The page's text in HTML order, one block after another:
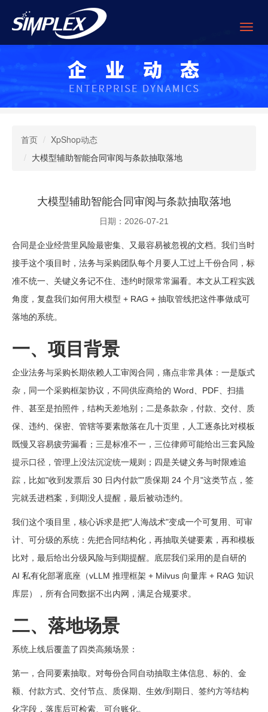
首页
XpShop动态
大模型辅助智能合同审阅与条款抽取落地
大模型辅助智能合同审阅与条款抽取落地
日期：2026-07-21
合同是企业经营里风险最密集、又最容易被忽视的文档。我们当时
接手这个项目时，法务与采购团队每个月要人工过上千份合同，标
准不统一、关键义务记不住、违约时限常常漏看。本文从工程实践
角度，复盘我们如何用大模型 + RAG + 抽取管线把这件事做成可
落地的系统。
一、项目背景
企业法务与采购长期依赖人工审阅合同，痛点非常具体：一是版式
杂，同一个采购框架协议，不同供应商给的 Word、PDF、扫描
件、甚至是拍照件，结构天差地别；二是条款杂，付款、交付、质
保、违约、保密、管辖等要素散落在几十页里，人工逐条比对模板
既慢又容易疲劳漏看；三是标准不一，三位律师可能给出三套风险
提示口径，管理上没法沉淀统一规则；四是关键义务与时限难追
踪，比如"收到发票后 30 日内付款""质保期 24 个月"这类节点，签
完就丢进档案，到期没人提醒，最后被动违约。
我们这个项目里，核心诉求是把"人海战术"变成一个可复用、可审
计、可分级的系统：先把合同结构化，再抽取关键要素，再和模板
比对，最后给出分级风险与到期提醒。底层我们采用的是自研的
AI 私有化部署底座（vLLM 推理框架 + Milvus 向量库 + RAG 知识
库层），所有合同数据不出内网，满足合规要求。
二、落地场景
系统上线后覆盖了四类高频场景：
第一，合同要素抽取。对每份合同自动抽取主体信息、标的、金
额、付款方式、交付节点、质保期、生效/到期日、签约方等结构
化字段，落库后可检索、可台账化。